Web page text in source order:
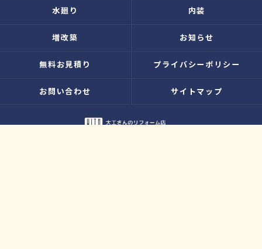
水廻り 内装
増改築 お知らせ
無料お見積り プライバシーポリシー
お問い合わせ サイトマップ